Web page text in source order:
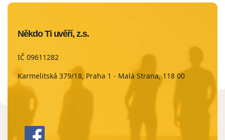
na
Někdo Ti uvěří, z.s.
IČ 09611282
Karmelitská 379/18, Praha 1 - Malá Strana, 118 00